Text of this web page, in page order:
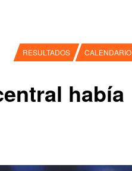
RESULTADOS CALENDARIO
había